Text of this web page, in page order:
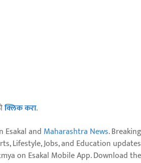
क्लिक करा.
Esakal and Maharashtra News.
Jobs, and Education updates,
on Esakal Mobile App. Download